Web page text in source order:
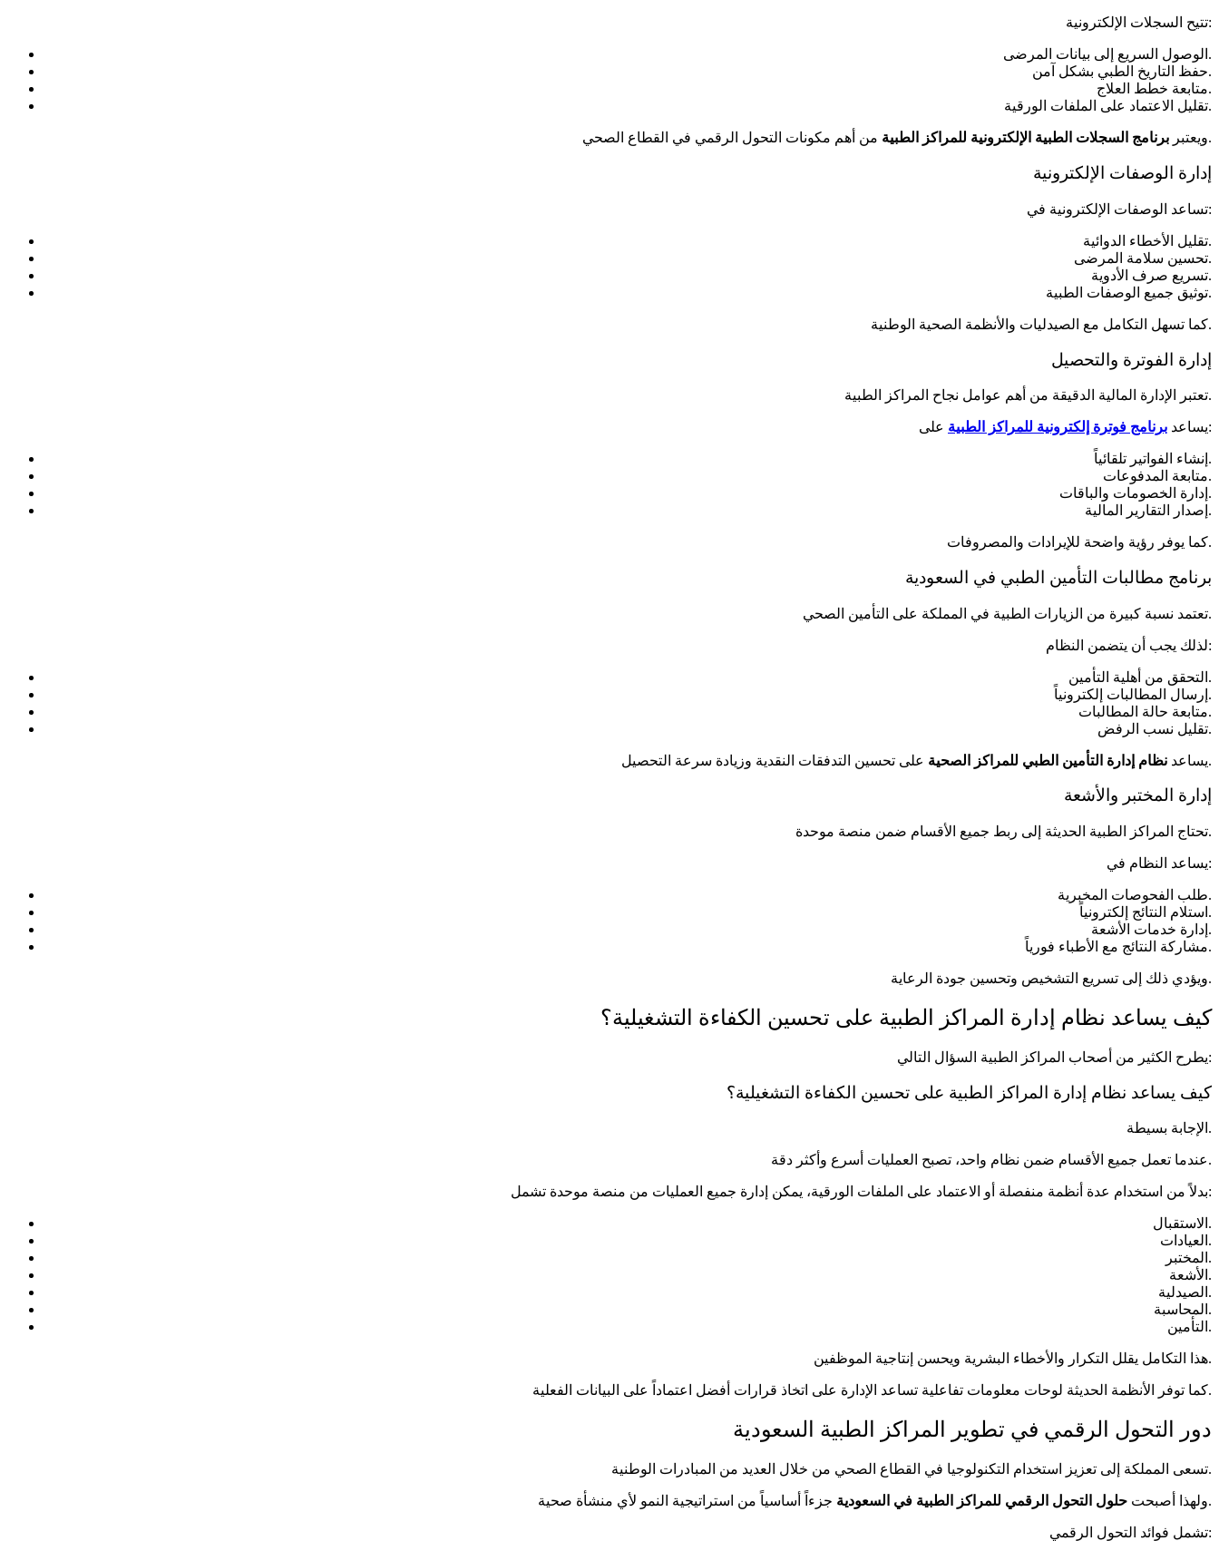
تتيح السجلات الإلكترونية:
الوصول السريع إلى بيانات المرضى.
حفظ التاريخ الطبي بشكل آمن.
متابعة خطط العلاج.
تقليل الاعتماد على الملفات الورقية.
ويعتبر برنامج السجلات الطبية الإلكترونية للمراكز الطبية من أهم مكونات التحول الرقمي في القطاع الصحي.
إدارة الوصفات الإلكترونية
تساعد الوصفات الإلكترونية في:
تقليل الأخطاء الدوائية.
تحسين سلامة المرضى.
تسريع صرف الأدوية.
توثيق جميع الوصفات الطبية.
كما تسهل التكامل مع الصيدليات والأنظمة الصحية الوطنية.
إدارة الفوترة والتحصيل
تعتبر الإدارة المالية الدقيقة من أهم عوامل نجاح المراكز الطبية.
يساعد برنامج فوترة إلكترونية للمراكز الطبية على:
إنشاء الفواتير تلقائياً.
متابعة المدفوعات.
إدارة الخصومات والباقات.
إصدار التقارير المالية.
كما يوفر رؤية واضحة للإيرادات والمصروفات.
برنامج مطالبات التأمين الطبي في السعودية
تعتمد نسبة كبيرة من الزيارات الطبية في المملكة على التأمين الصحي.
لذلك يجب أن يتضمن النظام:
التحقق من أهلية التأمين.
إرسال المطالبات إلكترونياً.
متابعة حالة المطالبات.
تقليل نسب الرفض.
يساعد نظام إدارة التأمين الطبي للمراكز الصحية على تحسين التدفقات النقدية وزيادة سرعة التحصيل.
إدارة المختبر والأشعة
تحتاج المراكز الطبية الحديثة إلى ربط جميع الأقسام ضمن منصة موحدة.
يساعد النظام في:
طلب الفحوصات المخبرية.
استلام النتائج إلكترونياً.
إدارة خدمات الأشعة.
مشاركة النتائج مع الأطباء فورياً.
ويؤدي ذلك إلى تسريع التشخيص وتحسين جودة الرعاية.
كيف يساعد نظام إدارة المراكز الطبية على تحسين الكفاءة التشغيلية؟
يطرح الكثير من أصحاب المراكز الطبية السؤال التالي:
كيف يساعد نظام إدارة المراكز الطبية على تحسين الكفاءة التشغيلية؟
الإجابة بسيطة.
عندما تعمل جميع الأقسام ضمن نظام واحد، تصبح العمليات أسرع وأكثر دقة.
بدلاً من استخدام عدة أنظمة منفصلة أو الاعتماد على الملفات الورقية، يمكن إدارة جميع العمليات من منصة موحدة تشمل:
الاستقبال.
العيادات.
المختبر.
الأشعة.
الصيدلية.
المحاسبة.
التأمين.
هذا التكامل يقلل التكرار والأخطاء البشرية ويحسن إنتاجية الموظفين.
كما توفر الأنظمة الحديثة لوحات معلومات تفاعلية تساعد الإدارة على اتخاذ قرارات أفضل اعتماداً على البيانات الفعلية.
دور التحول الرقمي في تطوير المراكز الطبية السعودية
تسعى المملكة إلى تعزيز استخدام التكنولوجيا في القطاع الصحي من خلال العديد من المبادرات الوطنية.
ولهذا أصبحت حلول التحول الرقمي للمراكز الطبية في السعودية جزءاً أساسياً من استراتيجية النمو لأي منشأة صحية.
تشمل فوائد التحول الرقمي: